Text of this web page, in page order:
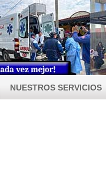
NUESTROS SERVICIOS